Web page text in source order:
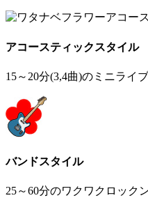
アコースティックスタイル
15～20分(3,4曲)のミニライ
バンドスタイル
25～60分のワクワクロック